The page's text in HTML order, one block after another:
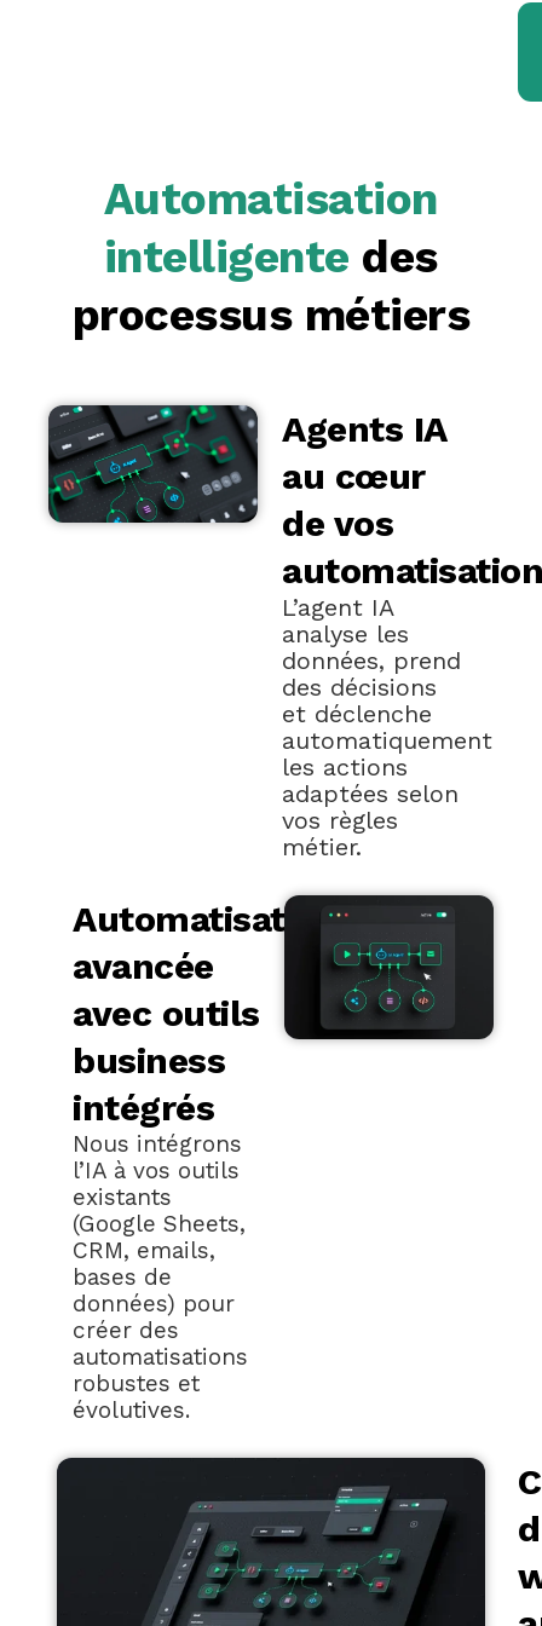
Automatisation
intelligente des
processus métiers
Agents IA
au cœur
de vos
L’agent IA
analyse les
données, prend
des décisions
et déclenche
automatiquement
les actions
adaptées selon
vos règles
métier.
Automatisation
avancée
avec outils
business
intégrés
Nous intégrons
l’IA à vos outils
existants
(Google Sheets,
CRM, emails,
bases de
données) pour
créer des
automatisations
robustes et
évolutives.